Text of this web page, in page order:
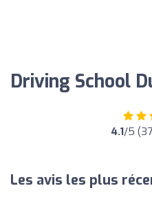
Driving School
4.1/5
Les avis les plus